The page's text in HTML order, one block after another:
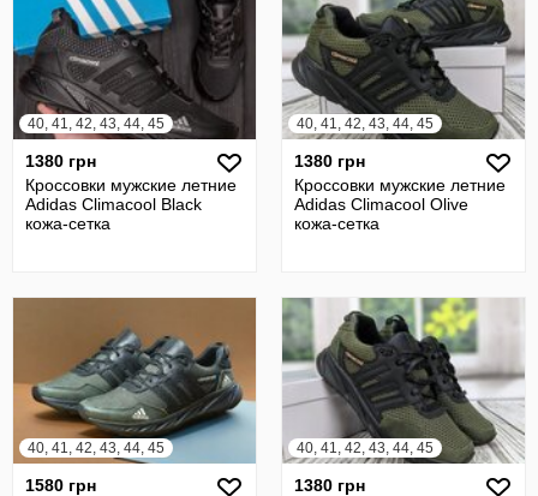
40, 41, 42, 43, 44, 45
1380 грн
Кроссовки мужские летние
Adidas Climacool Black
кожа-сетка
40, 41, 42, 43, 44, 45
1380 грн
Кроссовки мужские летние
Adidas Climacool Olive
кожа-сетка
40, 41, 42, 43, 44, 45
1580 грн
40, 41, 42, 43, 44, 45
1380 грн